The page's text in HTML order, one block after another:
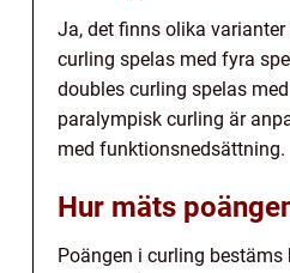
Ja, det finns olika
curling spelas med fyra
doubles curling spelas
paralympisk curling är
med funktionsnedsättning.
Hur mäts
Poängen i curling bestäms